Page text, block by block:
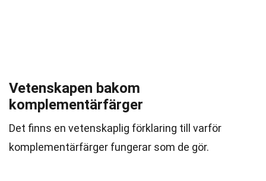
Vetenskapen bakom
komplementärfärger
Det finns en vetenskaplig förklaring till varför
komplementärfärger fungerar som de gör.